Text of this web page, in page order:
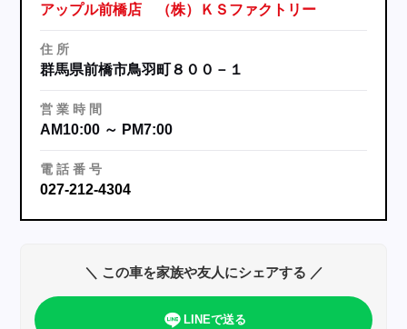
アップル前橋店 （株）ＫＳファクトリー
住 所
群馬県前橋市鳥羽町８００－１
営 業 時 間
AM10:00 ～ PM7:00
電 話 番 号
027-212-4304
＼ この車を家族や友人にシェアする ／
LINEで送る